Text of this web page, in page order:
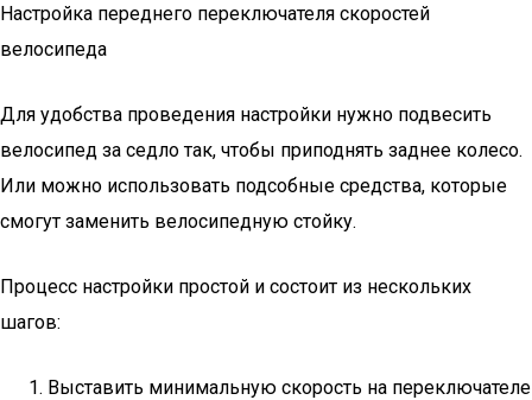
Настройка переднего переключателя скоростей
велосипеда
Для удобства проведения настройки нужно подвесить
велосипед за седло так, чтобы приподнять заднее колесо.
Или можно использовать подсобные средства, которые
смогут заменить велосипедную стойку.
Процесс настройки простой и состоит из нескольких
шагов:
Выставить минимальную скорость на переключателе